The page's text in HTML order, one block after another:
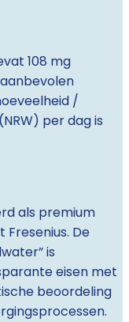
108 mg
/
per dag is
als premium
De
is
eisen met
beoordeling